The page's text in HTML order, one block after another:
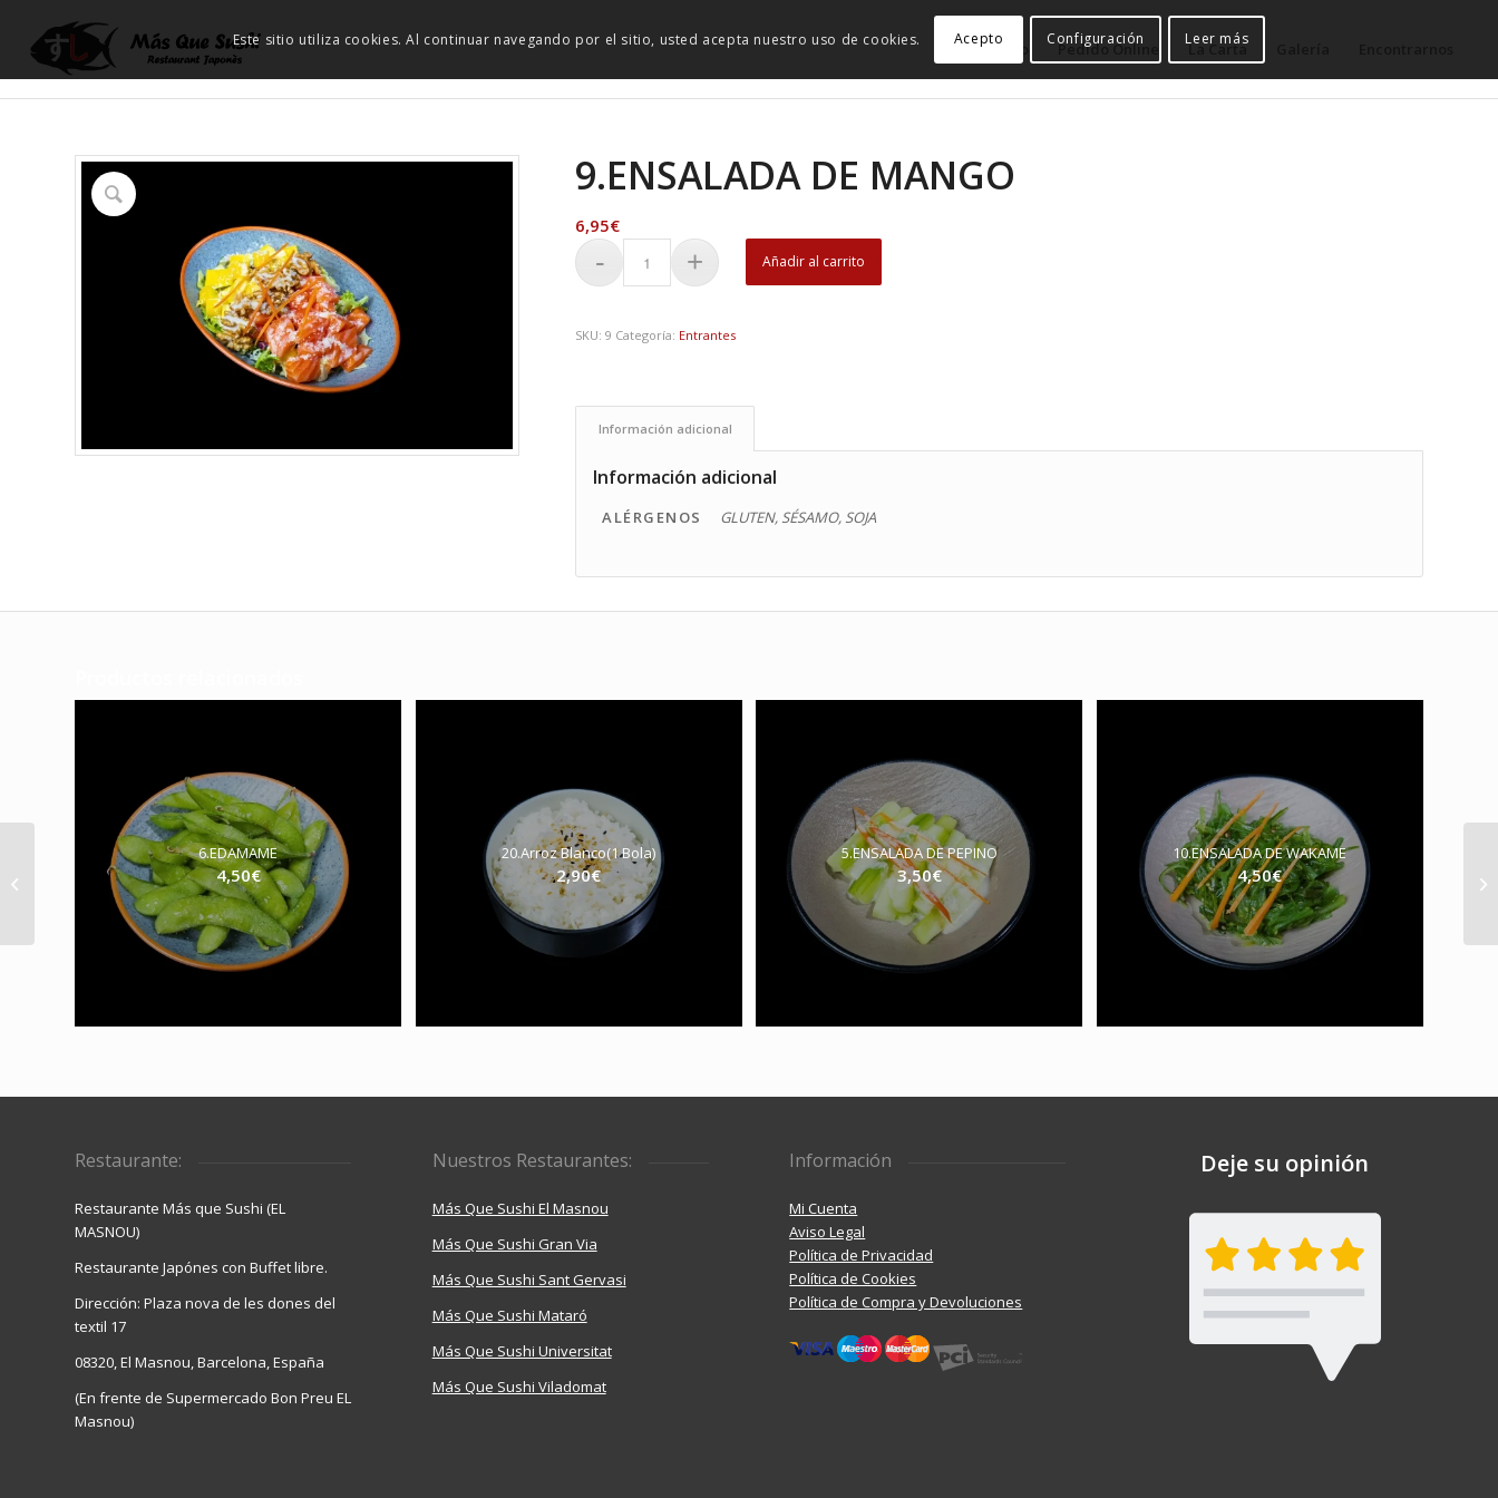
Inicio Pedido Online La Carta
9.ENSALADA DE MANGO
6,95€
Añadir al carrito
SKU:9 Categoría: Entrantes
Información adicional
Información adicional
ALÉRGENOS GLUTEN, SÉSAMO, SOJA
6.EDAMAME
4,50€
20.Arroz Blanco(1 Bola)
2,90€
5.ENSALADA DE PEPINO
3,50€
10.ENSALADA DE WAKAME
4,50€
Restaurante:
Restaurante Más que Sushi (EL
MASNOU)
Restaurante Japónes con Buffet libre.
Dirección: Plaza nova de les dones del
textil 17
08320, El Masnou, Barcelona, España
(En frente de Supermercado Bon Preu EL
Masnou)
Nuestros Restaurantes:
Más Que Sushi El Masnou
Más Que Sushi Gran Via
Más Que Sushi Sant Gervasi
Más Que Sushi Mataró
Más Que Sushi Universitat
Más Que Sushi Viladomat
Información
Mi Cuenta
Aviso Legal
Política de Privacidad
Política de Cookies
Política de Compra y Devoluciones
Deje su opinión
203.MOCHI NUTELLA
Este sitio utiliza cookies. Al continuar navegando por el sitio, usted acepta nuestro uso de cookies. Acepto Configuración Leer más